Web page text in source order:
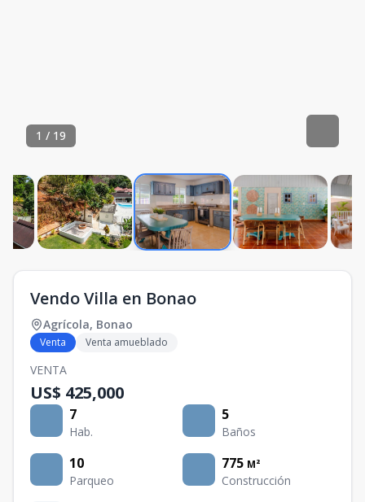
1 / 19
Vendo Villa en Bonao
Agrícola, Bonao
Venta Venta amueblado
VENTA
US$ 425,000
7
Hab.
5
Baños
10
Parqueo
775 M²
Construcción